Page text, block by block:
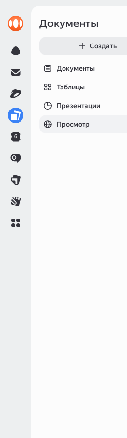
6
Документы
Создать
Документы
Таблицы
Презентации
Просмотр